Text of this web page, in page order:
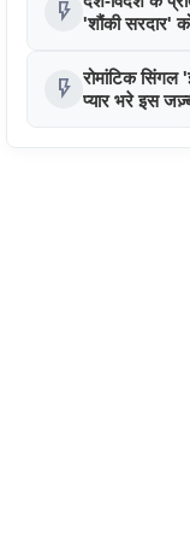
flash_on 'शौंकी सरदार'
flash_on रोमांटिक
प्यार भरे इस